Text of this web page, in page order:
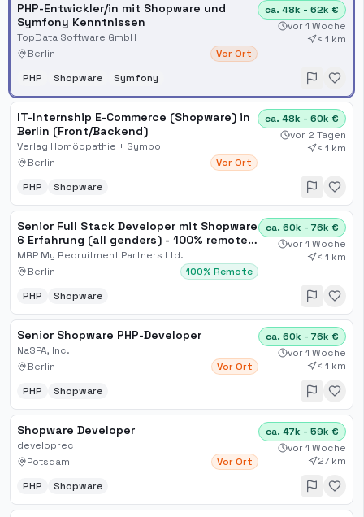
PHP-Entwickler/in mit Shopware und
Symfony Kenntnissen
TopData Software GmbH
Berlin
Vor Ort
ca. 48k - 62k €
vor 1 Woche
< 1 km
PHP Shopware Symfony
IT-Internship E-Commerce (Shopware) in
Berlin (Front/Backend)
Verlag Homöopathie + Symbol
Berlin
Vor Ort
ca. 48k - 60k €
vor 2 Tagen
< 1 km
PHP Shopware
Senior Full Stack Developer mit Shopware
6 Erfahrung (all genders) - 100% remote -
Berlin
MRP My Recruitment Partners Ltd.
Berlin
100% Remote
ca. 60k - 76k €
vor 1 Woche
< 1 km
PHP Shopware
Senior Shopware PHP-Developer
NaSPA, Inc.
Berlin
Vor Ort
ca. 60k - 76k €
vor 1 Woche
< 1 km
PHP
Shopware
Shopware Developer
developrec
Potsdam
Vor Ort
ca. 47k - 59k €
vor 1 Woche
27 km
PHP
Shopware